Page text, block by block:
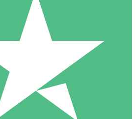
Kreditpaket
med nedladdningskrediter. Inget
1 Nedladdningar
10 00